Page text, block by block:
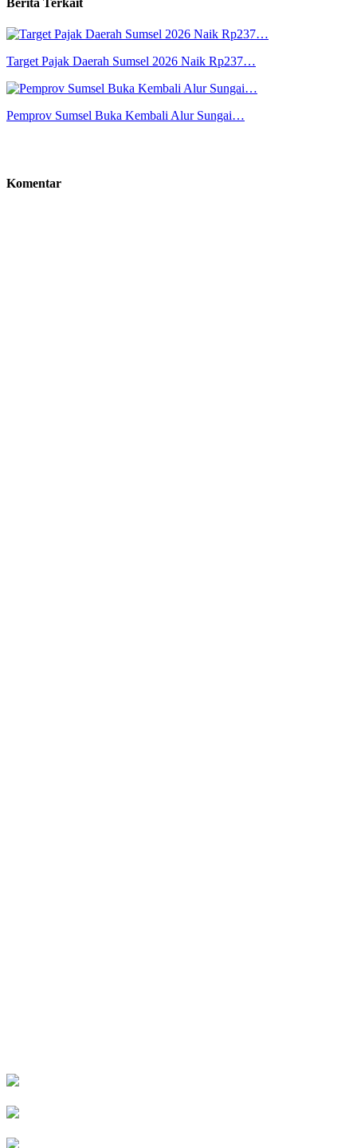
Target Pajak Daerah Sumsel 2026 Naik Rp237…
Pemprov Sumsel Buka Kembali Alur Sungai…
Komentar